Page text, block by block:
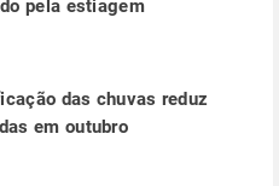
pela estiagem
das chuvas reduz
em outubro